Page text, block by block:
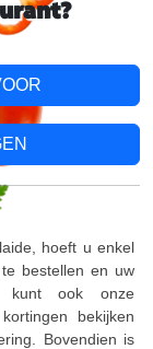
hoeft u enkel
bestellen en uw
kunt ook onze
bekijken
Bovendien is